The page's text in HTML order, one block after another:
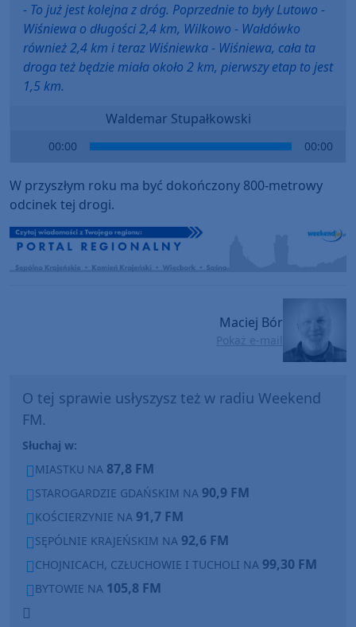
- To już jest kolejna z dróg. Poprzednie to były Lutowo -
Wiśniewa o długości 2,4 km, Wilkowo - Wałdówko
również 2,4 km i teraz Wiśniewka - Wiśniewa, cała ta
droga też będzie miała około 2 km, pierwszy etap to jest
1,5 km.
Waldemar Stupałkowski
00:00 00:00
W przyszłym roku ma być dokończony 800-metrowy
odcinek tej drogi.
Maciej Bór
Pokaż e-mail
O tej sprawie usłyszysz też w radiu Weekend
FM.
Słuchaj w:
MIASTKU NA 87,8 FM
STAROGARDZIE GDAŃSKIM NA 90,9 FM
KOŚCIERZYNIE NA 91,7 FM
SĘPÓLNIE KRAJEŃSKIM NA 92,6 FM
CHOJNICACH, CZŁUCHOWIE I TUCHOLI NA 99,30 FM
BYTOWIE NA 105,8 FM